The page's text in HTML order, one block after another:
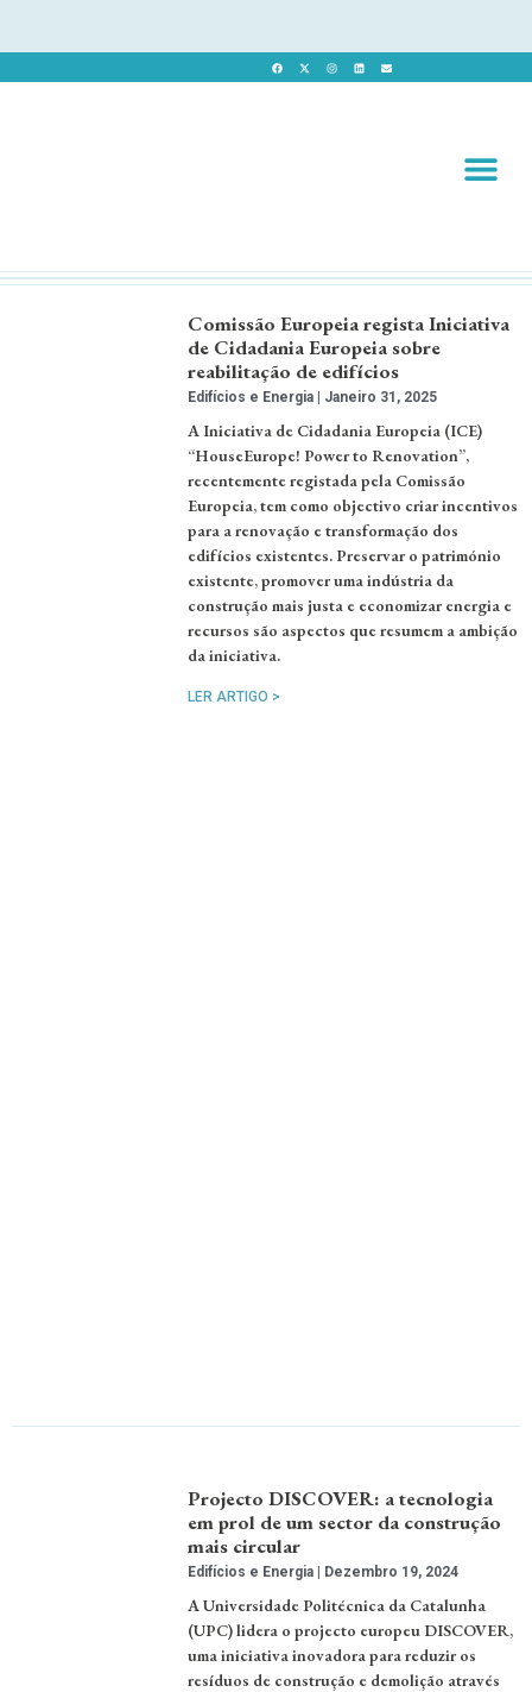
Comissão Europeia regista Iniciativa
de Cidadania Europeia sobre
reabilitação de edifícios
Edifícios e Energia Janeiro 31, 2025
A Iniciativa de Cidadania Europeia (ICE)
“HouseEurope! Power to Renovation”,
recentemente registada pela Comissão
Europeia, tem como objectivo criar incentivos
para a renovação e transformação dos
edifícios existentes. Preservar o património
existente, promover uma indústria da
construção mais justa e economizar energia e
recursos são aspectos que resumem a ambição
da iniciativa.
LER ARTIGO >
Projecto DISCOVER: a tecnologia
em prol de um sector da construção
mais circular
Edifícios e Energia Dezembro 19, 2024
A Universidade Politécnica da Catalunha
(UPC) lidera o projecto europeu DISCOVER,
uma iniciativa inovadora para reduzir os
resíduos de construção e demolição através